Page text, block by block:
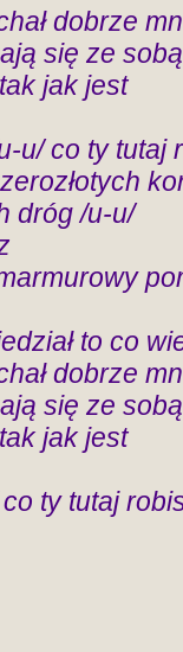
dobrze
się ze sobą
jak jest
u/ co ty tutaj
dróg /u-u/
to co
dobrze
się ze sobą
jak jest
ty tutaj